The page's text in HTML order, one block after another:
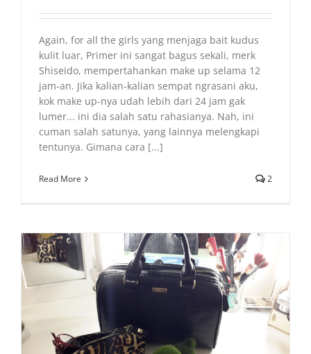
Again, for all the girls yang menjaga bait kudus
kulit luar, Primer ini sangat bagus sekali, merk
Shiseido, mempertahankan make up selama 12
jam-an. Jika kalian-kalian sempat ngrasani aku,
kok make up-nya udah lebih dari 24 jam gak
lumer... ini dia salah satu rahasianya. Nah, ini
cuman salah satunya, yang lainnya melengkapi
tentunya. Gimana cara [...]
Read More 2